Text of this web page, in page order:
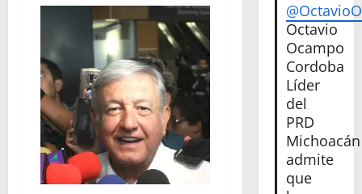
Octavio
Ocampo
Cordoba
Líder
del
PRD
Michoacán
admite
que